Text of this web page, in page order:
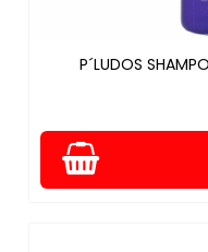
P´LUDOS